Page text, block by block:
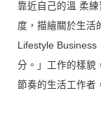
靠近自己的溫 柔
度，描繪關於生活
Lifestyle Business
分。」工作的樣貌
節奏的生活工作者
數位遊牧者 KK ，